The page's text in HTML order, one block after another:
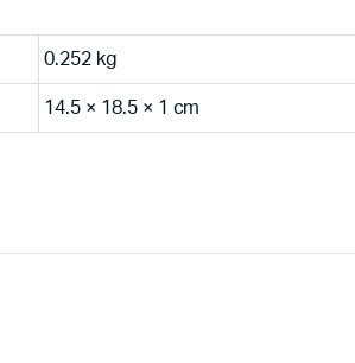
0.252 kg
14.5 × 18.5 × 1 cm